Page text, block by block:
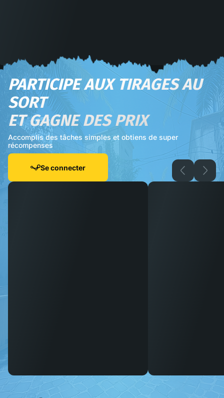
PARTICIPE AUX TIRAGES AU
SORT
ET GAGNE DES PRIX
Accomplis des tâches simples et obtiens de super
récompenses
Se connecter